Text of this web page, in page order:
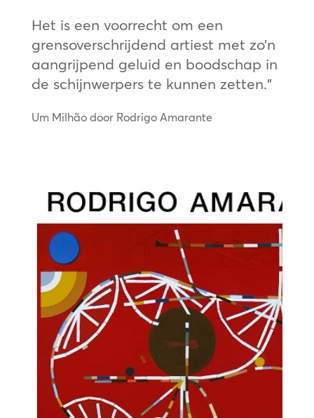
Het is een voorrecht om een
grensoverschrijdend artiest met zo’n
aangrijpend geluid en boodschap in
de schijnwerpers te kunnen zetten.”
Um Milhão door Rodrigo Amarante